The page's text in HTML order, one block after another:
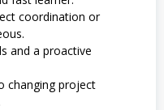
coordination or
and a proactive
changing project